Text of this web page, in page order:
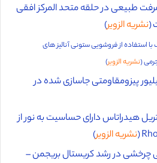
طبیعی در حلقه متحد المرکز افقی
(نشریه الزویر)
استفاده از فروشویی ستونی آنالیز های
(نشریه الزویر)
پیزومقاومتی جاسازی شده در
هیدراتاس دارای حساسیت به نور از
نشریه الزویر)
چرخشی در رشد کریستال بریجمن –